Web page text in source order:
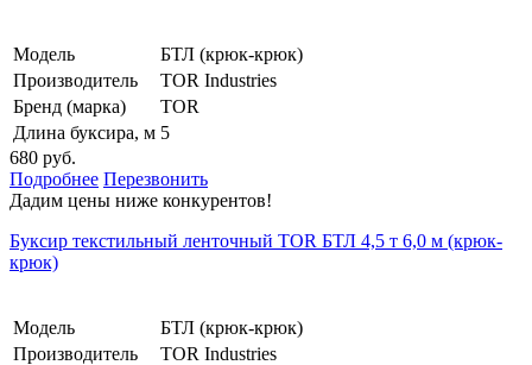
Модель
БТЛ (крюк-крюк)
Производитель
TOR Industries
Бренд (марка)
TOR
Длина буксира, м 5
680 руб.
Подробнее Перезвонить
Дадим цены ниже конкурентов!
Буксир текстильный ленточный TOR БТЛ 4,5 т 6,0 м (крюк-
крюк)
Модель
БТЛ (крюк-крюк)
Производитель
TOR Industries